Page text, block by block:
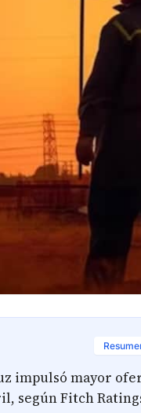
impulsó mayor
según Fitch